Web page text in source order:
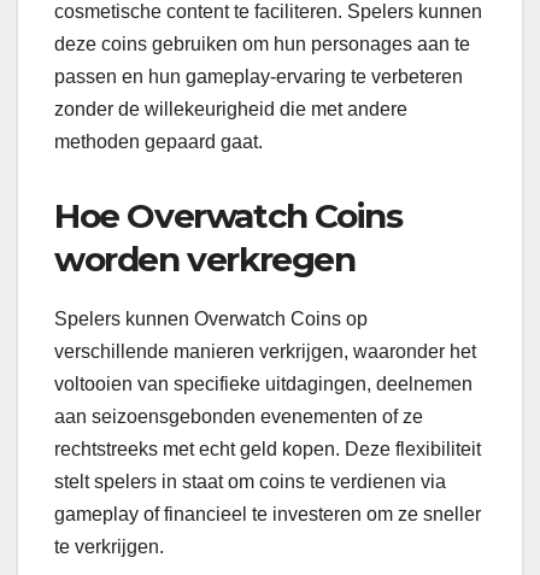
cosmetische content te faciliteren. Spelers kunnen
deze coins gebruiken om hun personages aan te
passen en hun gameplay-ervaring te verbeteren
zonder de willekeurigheid die met andere
methoden gepaard gaat.
Hoe Overwatch Coins
worden verkregen
Spelers kunnen Overwatch Coins op
verschillende manieren verkrijgen, waaronder het
voltooien van specifieke uitdagingen, deelnemen
aan seizoensgebonden evenementen of ze
rechtstreeks met echt geld kopen. Deze flexibiliteit
stelt spelers in staat om coins te verdienen via
gameplay of financieel te investeren om ze sneller
te verkrijgen.